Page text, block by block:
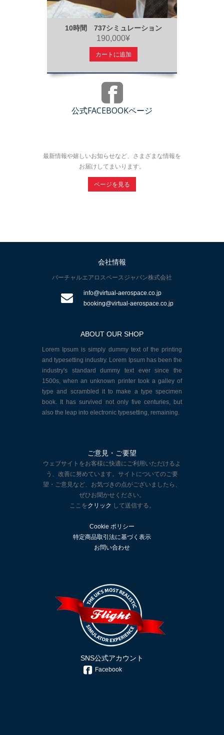
10時間 737シミュレーション
190,000¥
カートに追加
公式FACEBOOKページ
最新情報や嬉しいお知らせなど、さまざまな情報を
お届けしてまいります。
ページを見る
会社情報
バーチャルエアロスペースジャパン株式会社
info@virtual-aerospace.co.jp
booking@virtual-aerospace.co.jp
ABOUT OUR SHOP
Lorem Ipsum is simply dummy text of the printing
and typesetting industry. Lorem Ipsum has been the
industry's standard dummy text ever since the
1500s, when an unknown printer took a galley of
type and scrambled it to make a type specimen
book. It has survived not only five centuries, but
also the leap into electronic typesetting, remaining.
ご意見・ご要望
ウェブサイトをお客様に快適にご利用いただけるよ
う、改善に努めています。サイトについてのご要
望・ご意見など、お気づきの点がございましたら、
ぜひお聞かせください。
ここをクリック して送信する。
Cookie ポリシー
特定商品取引法に基づく表示
お問い合わせ
SNS公式アカウント
Facebook